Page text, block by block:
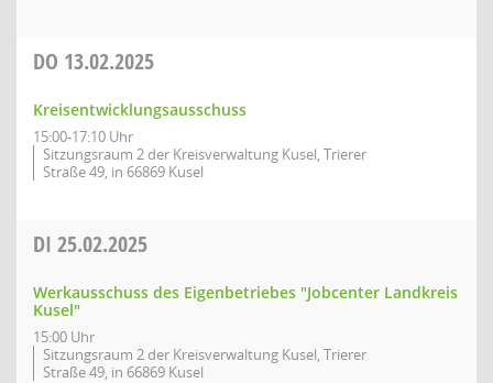
DO 13.02.2025
Kreisentwicklungsausschuss
15:00-17:10 Uhr
Sitzungsraum 2 der Kreisverwaltung Kusel, Trierer
Straße 49, in 66869 Kusel
DI 25.02.2025
Werkausschuss des Eigenbetriebes "Jobcenter Landkreis
Kusel"
15:00 Uhr
Sitzungsraum 2 der Kreisverwaltung Kusel, Trierer
Straße 49, in 66869 Kusel